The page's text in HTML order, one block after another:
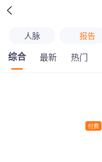

人脉 报告
综合 最新 热门
付费